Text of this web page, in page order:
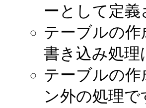
ーとして定義
テーブルの
書き込み処理
テーブルの
ン外の処理で